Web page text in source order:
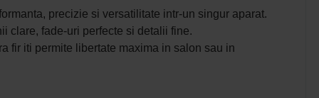
precizie si versatilitate intr-un singur aparat.
clare, fade-uri perfecte si detalii fine.
fir iti permite libertate maxima in salon sau in